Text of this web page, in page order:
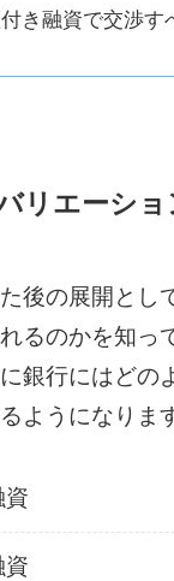
き融資で交渉す
リエーショ
後の展開とし
るのかを知っ
銀行にはどの
ようになりま
資
資